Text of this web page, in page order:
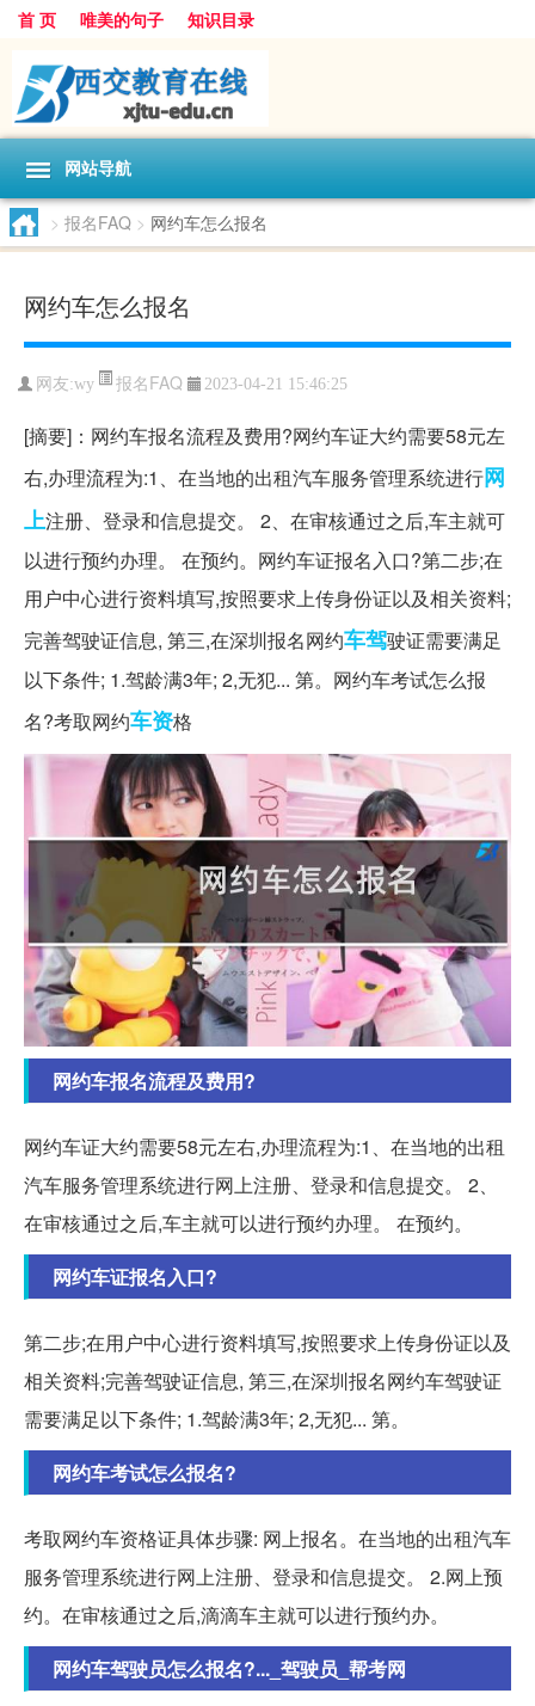
首 页 唯美的句子 知识目录
网站导航
> 报名FAQ > 网约车怎么报名
网约车怎么报名
网友:wy 报名FAQ 2023-04-21 15:46:25
[摘要]：网约车报名流程及费用?网约车证大约需要58元左
右,办理流程为:1、在当地的出租汽车服务管理系统进行网
上注册、登录和信息提交。 2、在审核通过之后,车主就可
以进行预约办理。 在预约。网约车证报名入口?第二步;在
用户中心进行资料填写,按照要求上传身份证以及相关资料;
完善驾驶证信息, 第三,在深圳报名网约车驾驶证需要满足
以下条件; 1.驾龄满3年; 2,无犯... 第。网约车考试怎么报
名?考取网约车资格
网约车报名流程及费用?
网约车证大约需要58元左右,办理流程为:1、在当地的出租
汽车服务管理系统进行网上注册、登录和信息提交。 2、
在审核通过之后,车主就可以进行预约办理。 在预约。
网约车证报名入口?
第二步;在用户中心进行资料填写,按照要求上传身份证以及
相关资料;完善驾驶证信息, 第三,在深圳报名网约车驾驶证
需要满足以下条件; 1.驾龄满3年; 2,无犯... 第。
网约车考试怎么报名?
考取网约车资格证具体步骤: 网上报名。在当地的出租汽车
服务管理系统进行网上注册、登录和信息提交。 2.网上预
约。在审核通过之后,滴滴车主就可以进行预约办。
网约车驾驶员怎么报名?..._驾驶员_帮考网